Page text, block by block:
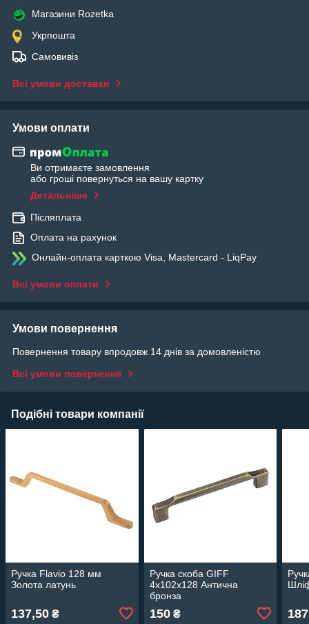
Магазини Rozetka
Укрпошта
Самовивіз
Всі умови доставки
Умови оплати
Ви отримаєте замовлення
або гроші повернуться на вашу картку
Детальніше
Післяплата
Оплата на рахунок
Онлайн-оплата карткою Visa, Mastercard - LiqPay
Всі умови оплати
Умови повернення
Повернення товару впродовж 14 днів за домовленістю
Всі умови повернення
Подібні товари компанії
Ручка Flavio 128 мм
Золота латунь
137,50 ₴
Ручка скоба GIFF
4x102x128 Антична
бронза
150₴ 187